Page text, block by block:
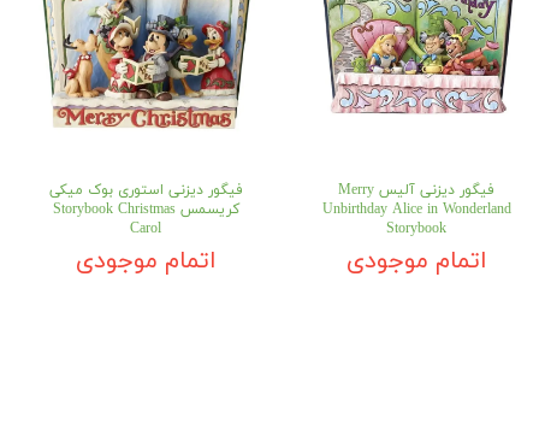
فیگور دیزنی آلیس Merry
Unbirthday Alice in Wonderland
Storybook
اتمام موجودی
فیگور دیزنی استوری بوک میکی
کریسمس Storybook Christmas
Carol
اتمام موجودی